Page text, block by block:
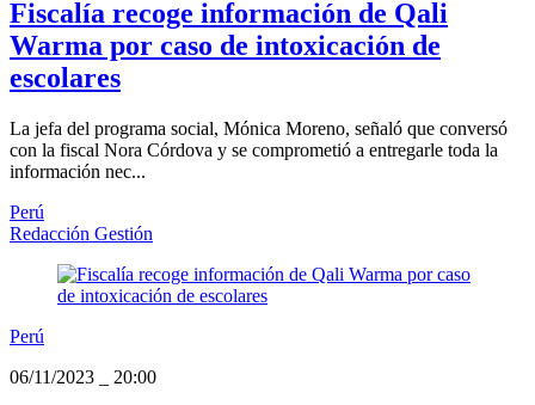
Fiscalía recoge información de Qali
Warma por caso de intoxicación de
escolares
La jefa del programa social, Mónica Moreno, señaló que conversó
con la fiscal Nora Córdova y se comprometió a entregarle toda la
información nec...
Perú
Redacción Gestión
Perú
06/11/2023
20:00